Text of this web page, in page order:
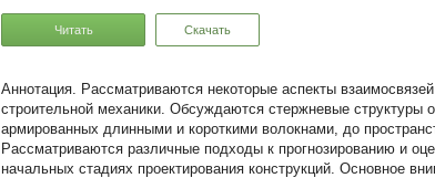
Читать Скачать
Рассматриваются некоторые аспекты
строительной механики. Обсуждаются стержневые структуры
армированных длинными и короткими волокнами, до
Рассматриваются различные подходы к прогнозированию и
начальных стадиях проектирования конструкций. Основное